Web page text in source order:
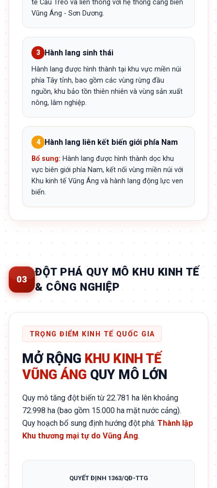
tế Cầu Treo và liên thông với hệ thống cảng biển
Vũng Áng - Sơn Dương.
3 Hành lang sinh thái
Hành lang được hình thành tại khu vực miền núi
phía Tây tỉnh, bao gồm các vùng rừng đầu
nguồn, khu bảo tồn thiên nhiên và vùng sản xuất
nông, lâm nghiệp.
4 Hành lang liên kết biến giới phía Nam
Bổ sung: Hành lang được hình thành dọc khu
vực biên giới phía Nam, kết nối vùng miền núi với
Khu kinh tế Vũng Áng và hành lang động lực ven
biển.
03
ĐỘT PHÁ QUY MÔ KHU KINH TẾ
& CÔNG NGHIỆP
TRỌNG ĐIỂM KINH TẾ QUỐC GIA
MỞ RỘNG KHU KINH TẾ
VŨNG ÁNG QUY MÔ LỚN
Quy mô tăng đột biến từ 22.781 ha lên khoảng
72.998 ha (bao gồm 15.000 ha mặt nước cảng).
Quy hoạch bổ sung định hướng đột phá: Thành lập
Khu thương mại tự do Vũng Áng.
QUYẾT ĐỊNH 1363/QĐ-TTG